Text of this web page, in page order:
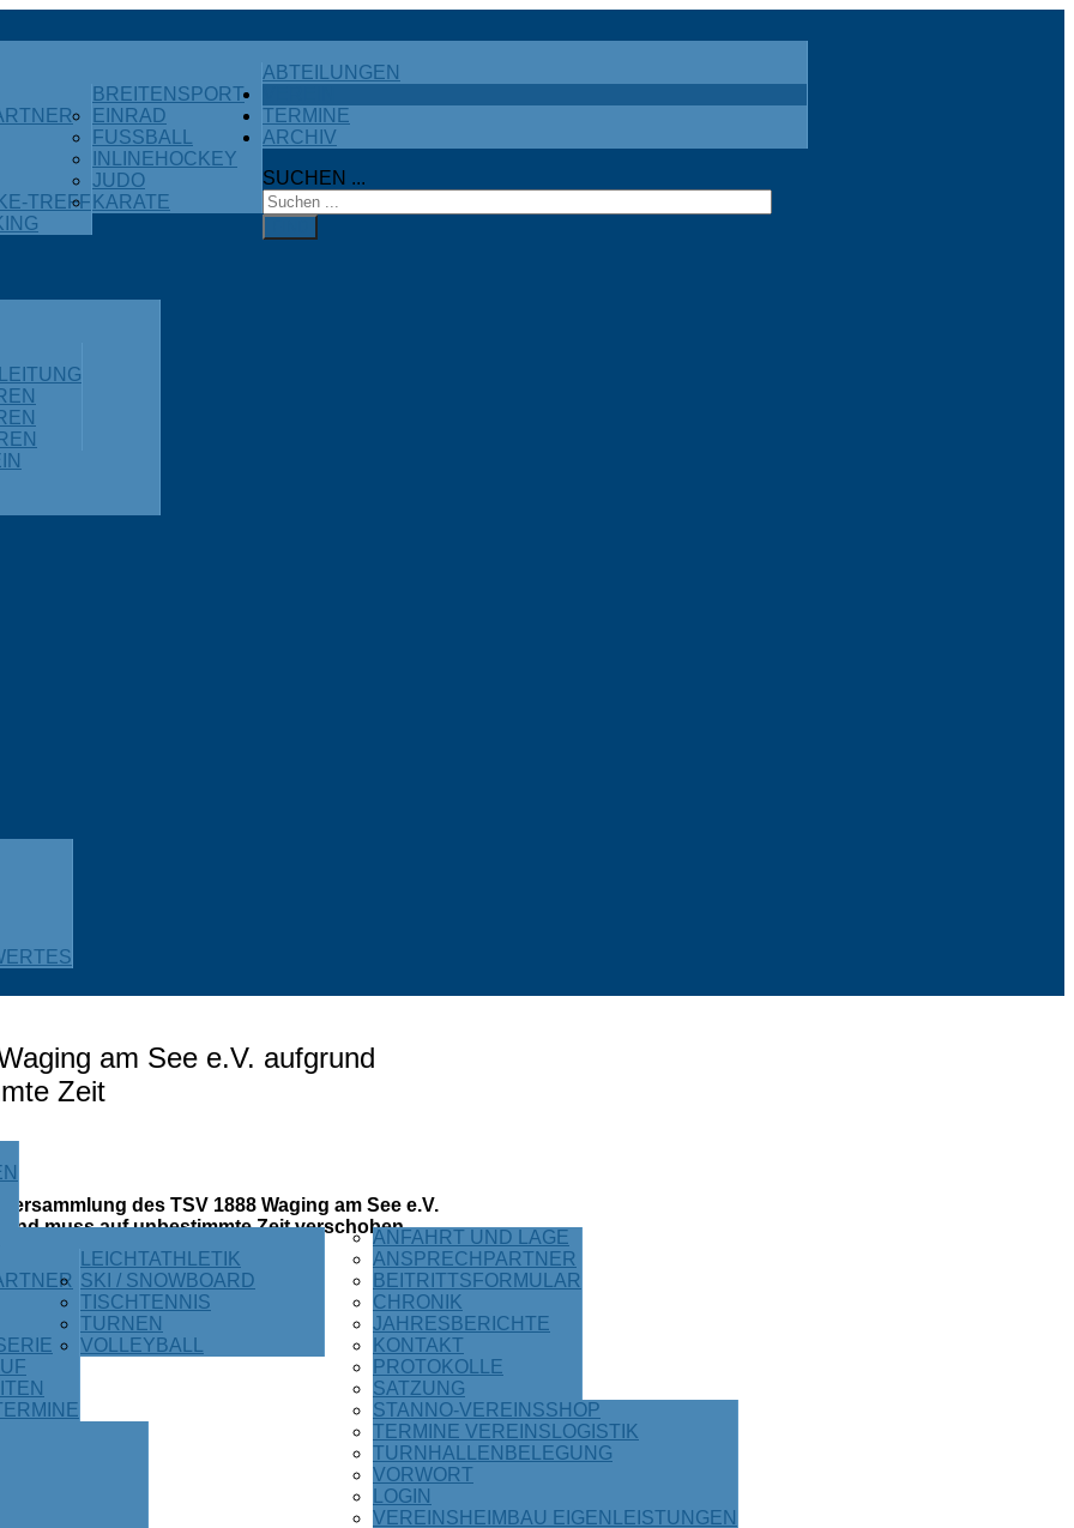
ABTEILUNGEN
BREITENSPORT
TREFF
EINRAD
FUSSBALL
INLINEHOCKEY
JUDO
KARATE
LEICHTATHLETIK
SKI / SNOWBOARD
TISCHTENNIS
TURNEN
VOLLEYBALL
ANFAHRT UND LAGE
ANSPRECHPARTNER
BEITRITTSFORMULAR
CHRONIK
JAHRESBERICHTE
KONTAKT
PROTOKOLLE
SATZUNG
STANNO-VEREINSSHOP
TERMINE VEREINSLOGISTIK
TURNHALLENBELEGUNG
VORWORT
LOGIN
VEREINSHEIMBAU EIGENLEISTUNGEN
TERMINE
ARCHIV
SUCHEN ...
am See e.V. aufgrund
Zeit
des TSV 1888 Waging am See e.V.
muss auf unbestimmte Zeit verschoben